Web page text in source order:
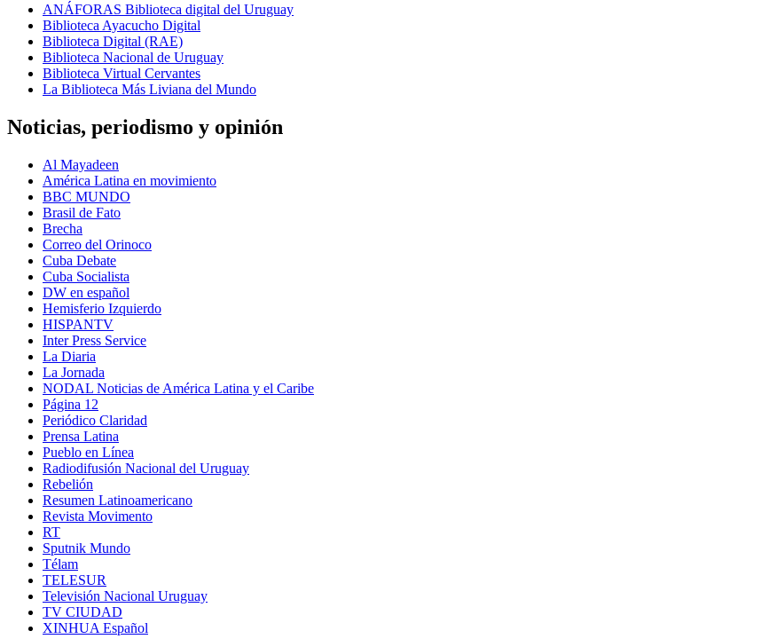
ANÁFORAS Biblioteca digital del Uruguay
Biblioteca Ayacucho Digital
Biblioteca Digital (RAE)
Biblioteca Nacional de Uruguay
Biblioteca Virtual Cervantes
La Biblioteca Más Liviana del Mundo
Noticias, periodismo y opinión
Al Mayadeen
América Latina en movimiento
BBC MUNDO
Brasil de Fato
Brecha
Correo del Orinoco
Cuba Debate
Cuba Socialista
DW en español
Hemisferio Izquierdo
HISPANTV
Inter Press Service
La Diaria
La Jornada
NODAL Noticias de América Latina y el Caribe
Página 12
Periódico Claridad
Prensa Latina
Pueblo en Línea
Radiodifusión Nacional del Uruguay
Rebelión
Resumen Latinoamericano
Revista Movimento
RT
Sputnik Mundo
Télam
TELESUR
Televisión Nacional Uruguay
TV CIUDAD
XINHUA Español